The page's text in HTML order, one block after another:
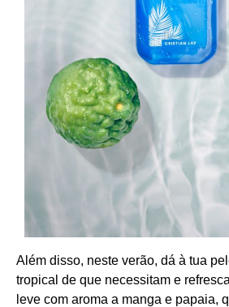
Além disso, neste verão, dá à tua
tropical de que necessitam e
leve com aroma a manga e papaia,